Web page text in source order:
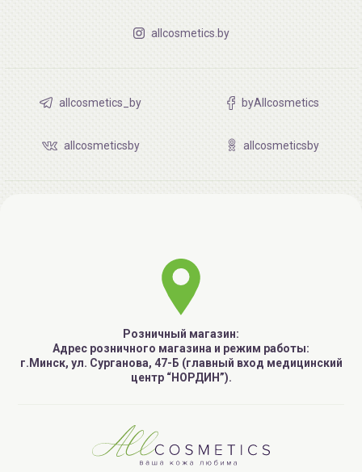
allcosmetics.by
allcosmetics_by byAllcosmetics
allcosmeticsby allcosmeticsby
Розничный магазин:
Адрес розничного магазина и режим работы:
г.Минск, ул. Сурганова, 47-Б (главный вход медицинский
центр “НОРДИН”).